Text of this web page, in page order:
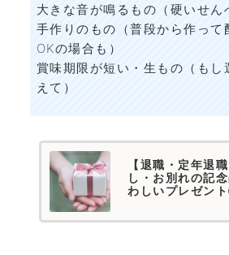
大きな音が鳴るもの（硬いせん
手作りのもの（普段から作って
OKの場合も）
賞味期限が短い・生もの（もし
えて）
【退職・定年退
し・お別れの記
わしいプレゼント